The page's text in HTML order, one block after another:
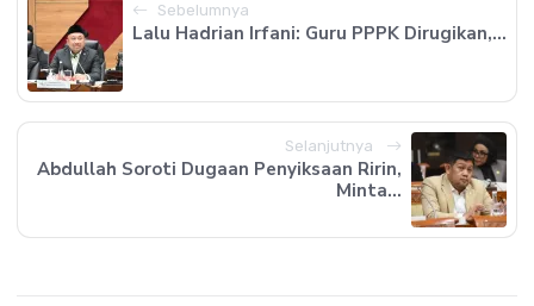
Sebelumnya
Lalu Hadrian Irfani: Guru PPPK Dirugikan,...
Selanjutnya
Abdullah Soroti Dugaan Penyiksaan Ririn,
Minta...